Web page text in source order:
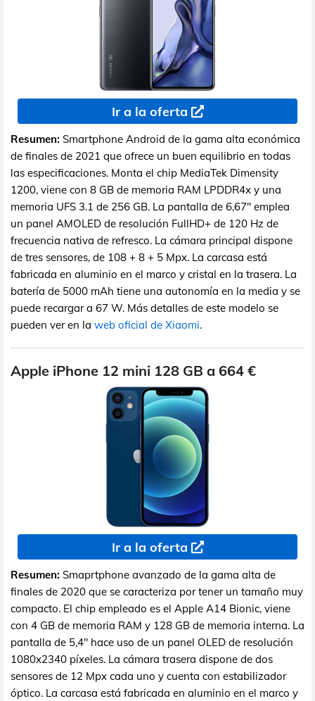
Ir a la oferta
Resumen: Smartphone Android de la gama alta económica
de finales de 2021 que ofrece un buen equilibrio en todas
las especificaciones. Monta el chip MediaTek Dimensity
1200, viene con 8 GB de memoria RAM LPDDR4x y una
memoria UFS 3.1 de 256 GB. La pantalla de 6,67" emplea
un panel AMOLED de resolución FullHD+ de 120 Hz de
frecuencia nativa de refresco. La cámara principal dispone
de tres sensores, de 108 + 8 + 5 Mpx. La carcasa está
fabricada en aluminio en el marco y cristal en la trasera. La
batería de 5000 mAh tiene una autonomía en la media y se
puede recargar a 67 W. Más detalles de este modelo se
pueden ver en la web oficial de Xiaomi.
Apple iPhone 12 mini 128 GB a 664 €
Ir a la oferta
Resumen: Smaprtphone avanzado de la gama alta de
finales de 2020 que se caracteriza por tener un tamaño muy
compacto. El chip empleado es el Apple A14 Bionic, viene
con 4 GB de memoria RAM y 128 GB de memoria interna. La
pantalla de 5,4" hace uso de un panel OLED de resolución
1080x2340 píxeles. La cámara trasera dispone de dos
sensores de 12 Mpx cada uno y cuenta con estabilizador
óptico. La carcasa está fabricada en aluminio en el marco y